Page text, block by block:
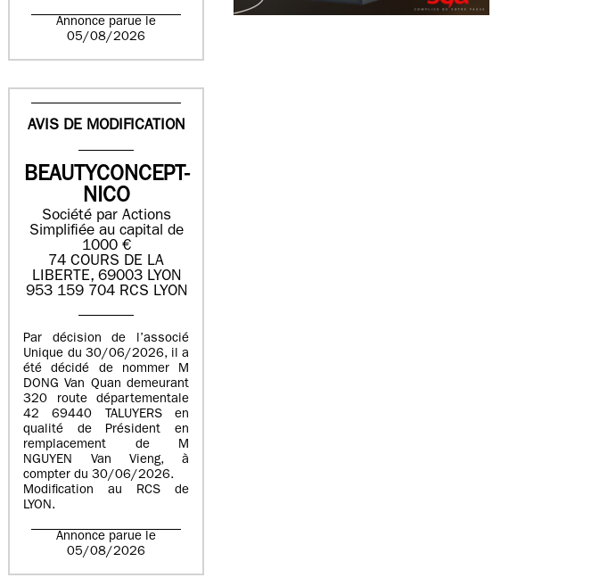
Annonce parue le
05/08/2026
AVIS DE MODIFICATION
BEAUTYCONCEPT-
NICO
Société par Actions
Simplifiée au capital de
1000 €
74 COURS DE LA
LIBERTE, 69003 LYON
953 159 704 RCS LYON
Par décision de l’associé
Unique du 30/06/2026, il a
été décidé de nommer M
DONG Van Quan demeurant
320 route départementale
42 69440 TALUYERS en
qualité de Président en
remplacement de M
NGUYEN Van Vieng, à
compter du 30/06/2026.
Modification au RCS de
LYON.
Annonce parue le
05/08/2026